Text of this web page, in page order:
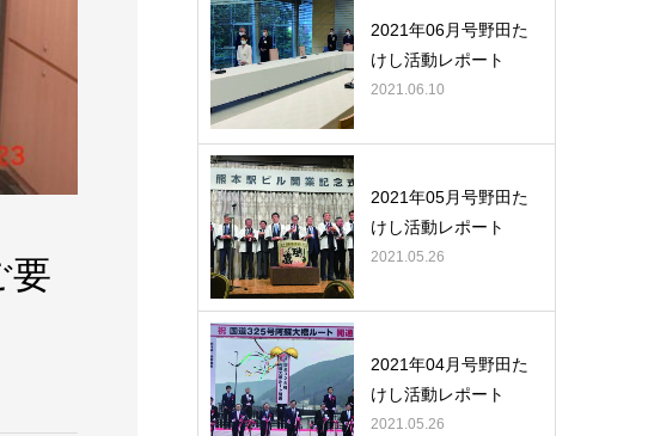
要
2021年06月号野田た
けし活動レポート
2021.06.10
2021年05月号野田た
けし活動レポート
2021.05.26
2021年04月号野田た
けし活動レポート
2021.05.26